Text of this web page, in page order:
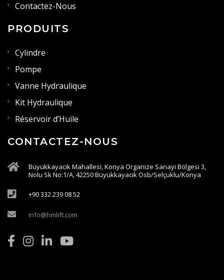
Contactez-Nous
PRODUITS
Cylindre
Pompe
Vanne Hydraulique
Kit Hydraulique
Réservoir d’Huile
CONTACTEZ-NOUS
Büyükkayacık Mahallesi, Konya Organize Sanayi Bölgesi 3,
Nolu Sk No:1/A, 42250 Büyükkayacık Osb/Selçuklu/Konya
+90 332 239 08 52
info@hmlift.com